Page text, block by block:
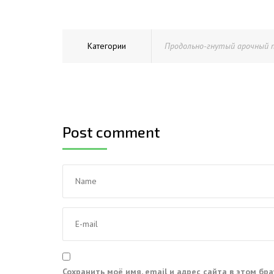
Категории Продольно-гнутый арочный
Post comment
Сохранить моё имя, email и адрес сайта в этом